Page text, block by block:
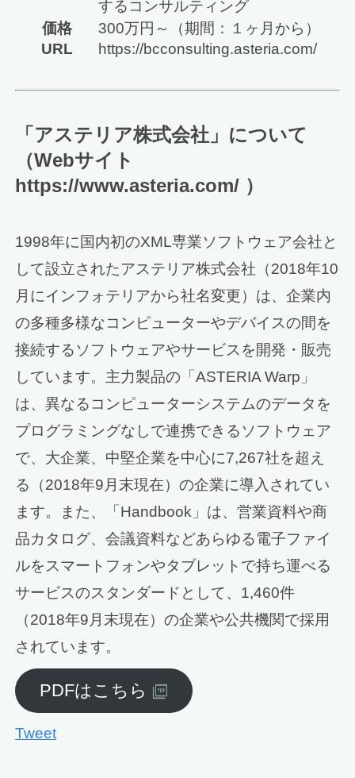
するコンサルティング
価格
300万円～（期間：１ヶ月から）
URL
https://bcconsulting.asteria.com/
「アステリア株式会社」について
（Webサイト
https://www.asteria.com/ ）
1998年に国内初のXML専業ソフトウェア会社と
して設立されたアステリア株式会社（2018年10
月にインフォテリアから社名変更）は、企業内
の多種多様なコンピューターやデバイスの間を
接続するソフトウェアやサービスを開発・販売
しています。主力製品の「ASTERIA Warp」
は、異なるコンピューターシステムのデータを
プログラミングなしで連携できるソフトウェア
で、大企業、中堅企業を中心に7,267社を超え
る（2018年9月末現在）の企業に導入されてい
ます。また、「Handbook」は、営業資料や商
品カタログ、会議資料などあらゆる電子ファイ
ルをスマートフォンやタブレットで持ち運べる
サービスのスタンダードとして、1,460件
（2018年9月末現在）の企業や公共機関で採用
されています。
PDFはこちら
Tweet